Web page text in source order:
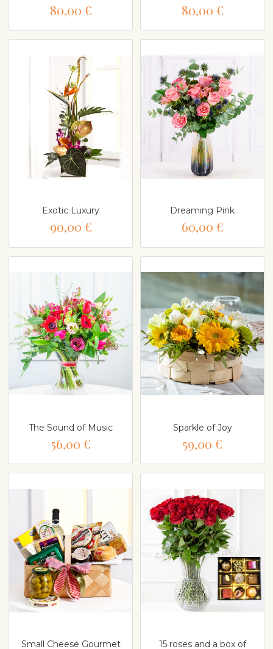
80,00 € 80,00 €
Exotic Luxury
90,00 €
Dreaming Pink
60,00 €
The Sound of Music
56,00 €
Sparkle of Joy
59,00 €
Small Cheese Gourmet
15 roses and a box of